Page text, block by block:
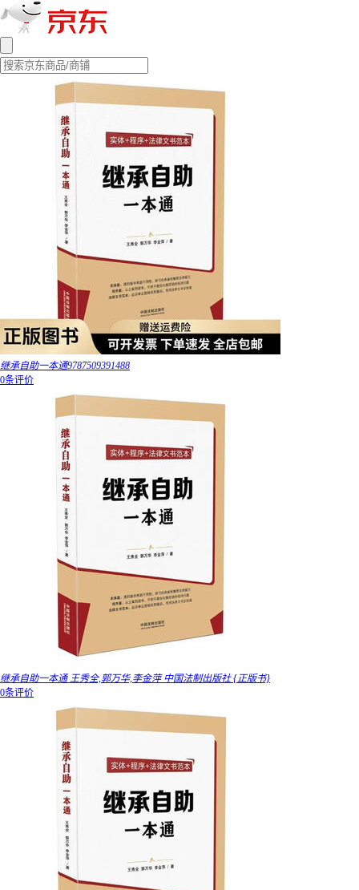
继承自助一本通9787509391488
0条评价
继承自助一本通 王秀全,郭万华,李金萍 中国法制出版社 {正版书}
0条评价